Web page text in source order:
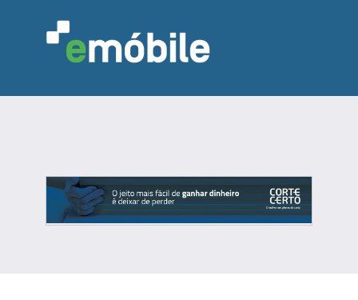
INDÚSTRIA MARCENARIA
DESIGN & DECORAÇÃO
INDICADORES
FEIRAS NOTÍCIAS